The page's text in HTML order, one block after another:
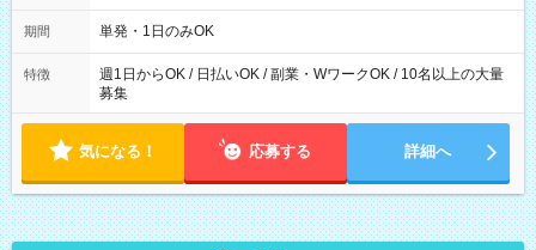
～21：00
期間 単発・1日のみOK
特徴
週1日からOK / 日払いOK / 副業・WワークOK / 10名以上の大量
募集
気になる！ 応募する 詳細へ